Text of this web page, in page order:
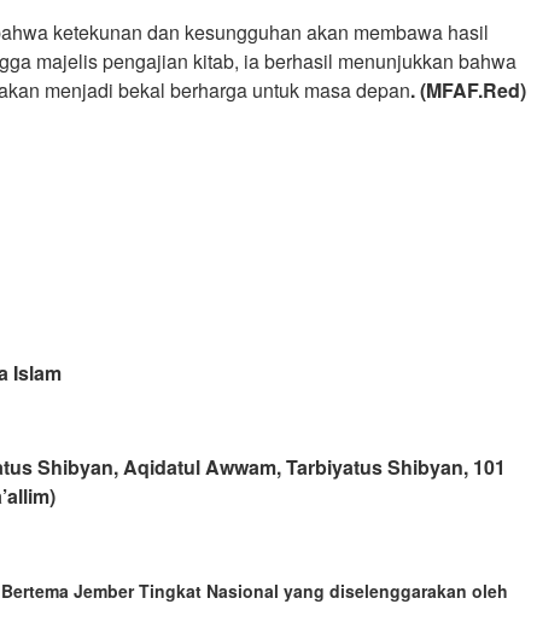
ketekunan dan kesungguhan akan membawa hasil
majelis pengajian kitab, ia berhasil menunjukkan bahwa
menjadi bekal berharga untuk masa depan. (MFAF.Red)
Aqidatul Awwam, Tarbiyatus Shibyan, 101
Jember Tingkat Nasional yang diselenggarakan oleh